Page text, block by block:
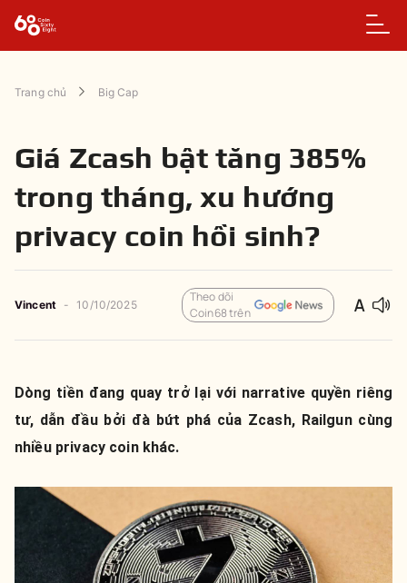
Trang chủ Big Cap
Giá Zcash bật tăng 385%
trong tháng, xu hướng
privacy coin hồi sinh?
Vincent - 10/10/2025
Theo dõi
Coin68 trên
Dòng tiền đang quay trở lại với narrative quyền riêng
tư, dẫn đầu bởi đà bứt phá của Zcash, Railgun cùng
nhiều privacy coin khác.